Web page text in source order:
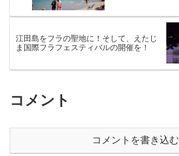
江田島をフラの聖地に！そして、えたじ
ま国際フラフェスティバルの開催を！
コメント
コメントを書き込む